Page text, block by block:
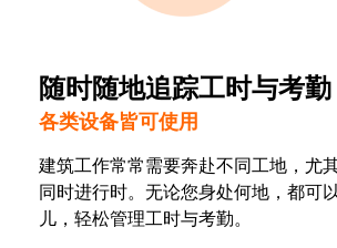
随时随地追踪工时与考勤
各类设备皆可使用
建筑工作常常需要奔赴不同工地，尤
同时进行时。无论您身处何地，都可
儿，轻松管理工时与考勤。